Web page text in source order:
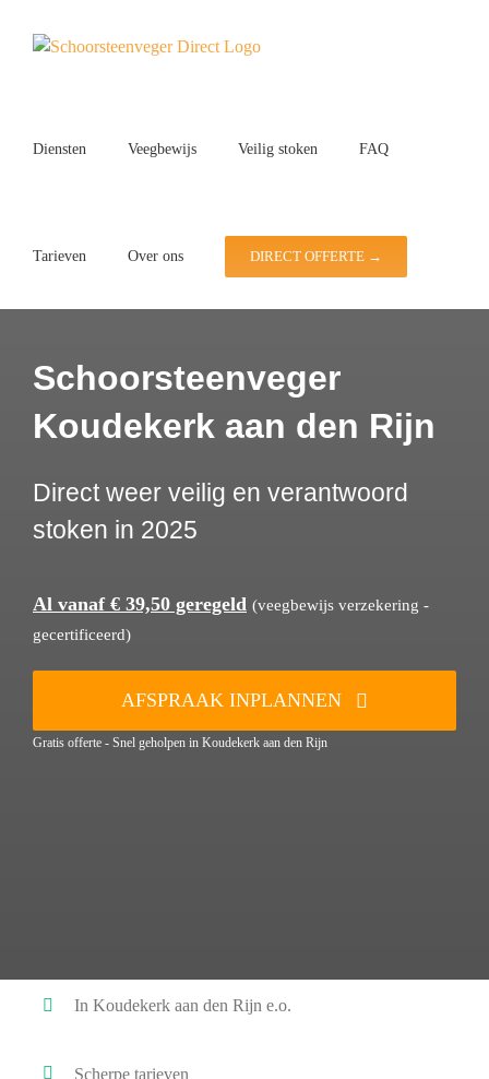
Diensten Veegbewijs Veilig stoken FAQ
Tarieven Over ons DIRECT OFFERTE →
Schoorsteenveger
Koudekerk aan den Rijn
Direct weer veilig en verantwoord
stoken in 2025
Al vanaf € 39,50 geregeld (veegbewijs verzekering -
gecertificeerd)
AFSPRAAK INPLANNEN
Gratis offerte - Snel geholpen in Koudekerk aan den Rijn
In Koudekerk aan den Rijn e.o.
Scherpe tarieven